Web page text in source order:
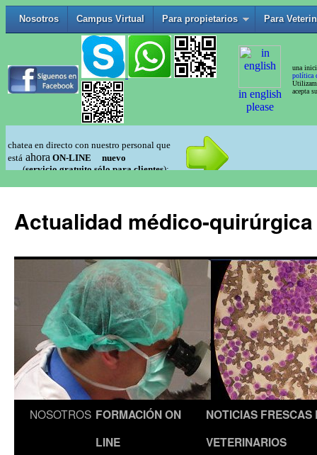
Actualidad médico-
NOSOTROS FORMACIÓN ON
LINE
NOTICIAS FRESCAS
VETERINARIOS